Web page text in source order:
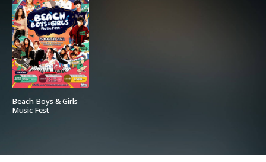
Beach Boys & Girls
Music Fest